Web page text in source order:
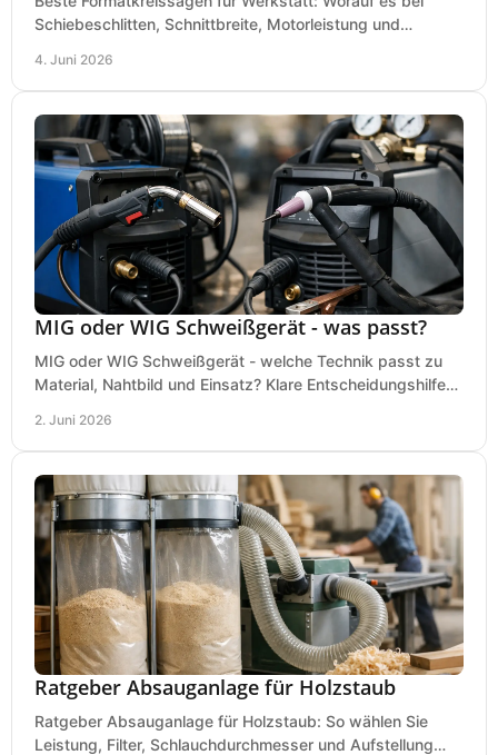
Schiebeschlitten, Schnittbreite, Motorleistung und
4. Juni 2026
MIG oder WIG Schweißgerät - was passt?
MIG oder WIG Schweißgerät - welche Technik passt zu
Material, Nahtbild und Einsatz? Klare Entscheidungshilfe
2. Juni 2026
Ratgeber Absauganlage für Holzstaub
Ratgeber Absauganlage für Holzstaub: So wählen Sie
Leistung, Filter, Schlauchdurchmesser und Aufstellung